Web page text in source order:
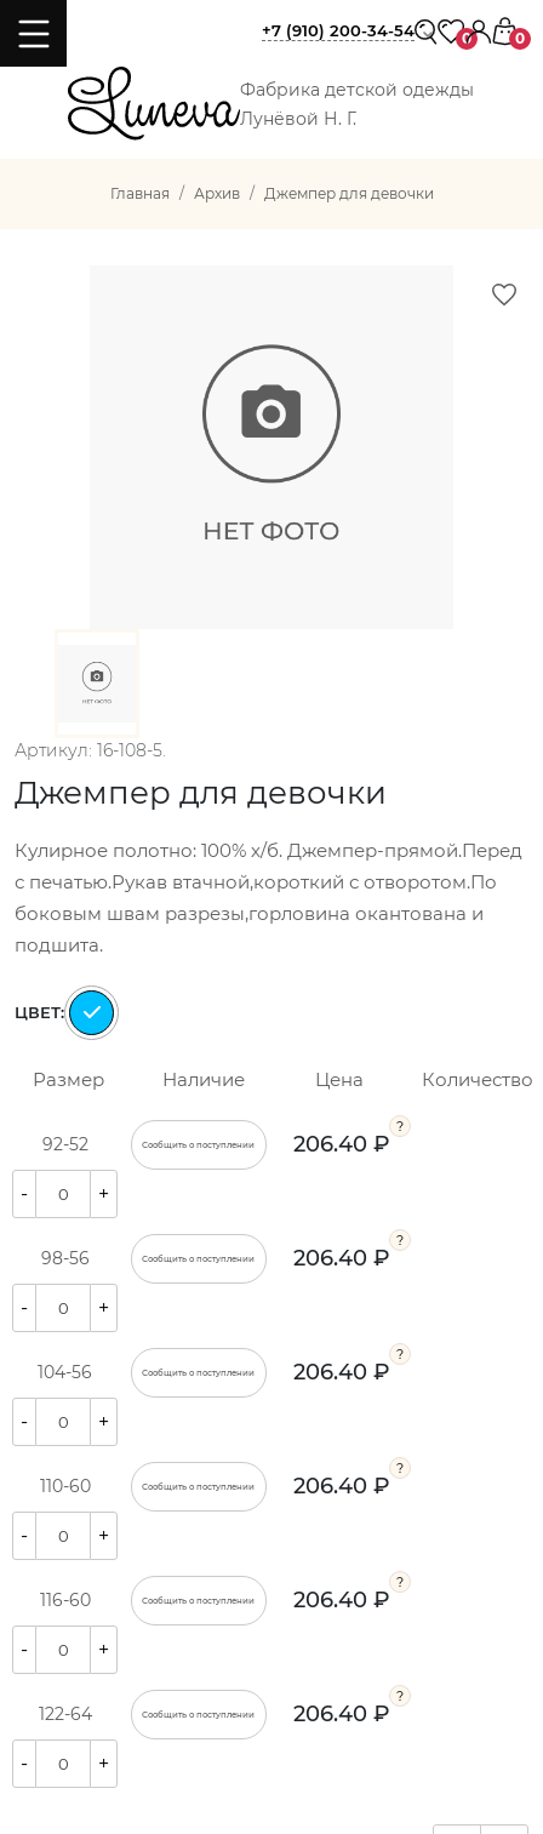
Фабрика детской одежды
Лунёвой Н. Г.
+7 (910) 200-34-54 0 0
Главная Архив Джемпер для девочки
Артикул: 16-108-5.
Джемпер для девочки
Кулирное полотно: 100% х/б. Джемпер-прямой.Перед
с печатью.Рукав втачной,короткий с отворотом.По
боковым швам разрезы,горловина окантована и
подшита.
ЦВЕТ:
Размер Наличие Цена Количество
92-52 Сообщить о поступлении 206.40 ₽
- +
98-56 Сообщить о поступлении 206.40 ₽
- +
104-56 Сообщить о поступлении 206.40 ₽
- +
110-60 Сообщить о поступлении 206.40 ₽
- +
116-60 Сообщить о поступлении 206.40 ₽
- +
122-64 Сообщить о поступлении 206.40 ₽
- +